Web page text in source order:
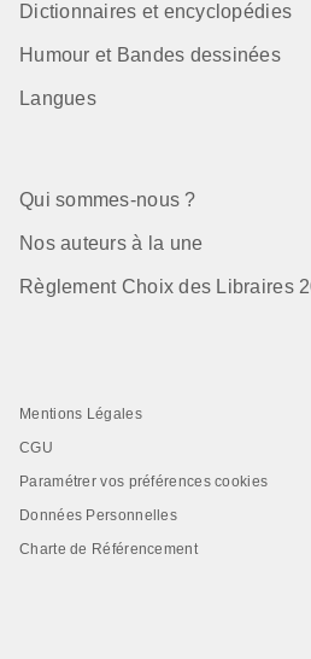
Dictionnaires et encyclopédies
Humour et Bandes dessinées
Langues
Qui sommes-nous ?
Nos auteurs à la une
Règlement Choix des Libraires
Mentions Légales
CGU
Paramétrer vos préférences cookies
Données Personnelles
Charte de Référencement